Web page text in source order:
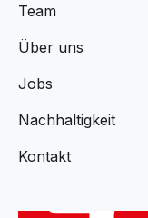
Team
Über uns
Jobs
Nachhaltigkeit
Kontakt